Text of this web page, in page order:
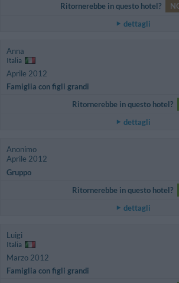
Ritornerebbe in questo hotel?
dettagli
Anna
Italia
Aprile 2012
Famiglia con figli grandi
Ritornerebbe in questo hotel?
dettagli
Anonimo
Aprile 2012
Gruppo
Ritornerebbe in questo hotel?
dettagli
Luigi
Italia
Marzo 2012
Famiglia con figli grandi